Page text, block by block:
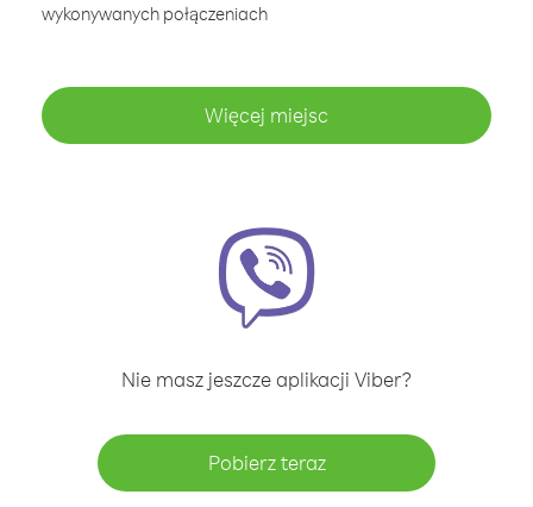
wykonywanych połączeniach
Więcej miejsc
Nie masz jeszcze aplikacji Viber?
Pobierz teraz